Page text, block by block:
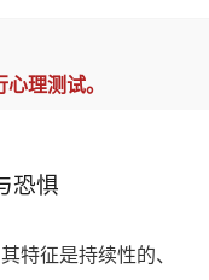
理测试。
恐惧
特征是持续性的、